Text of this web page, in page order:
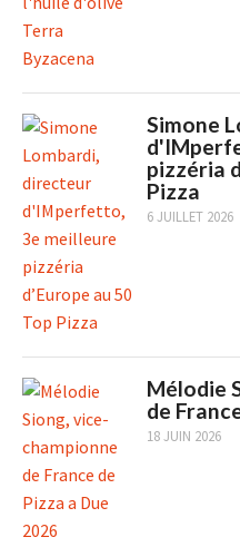
Simone
pizzéria
Pizza
6 JUILLET 2026
Mélodie
de
18 JUIN 2026